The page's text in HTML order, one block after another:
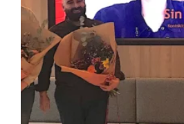
Semaine de la Musique belge,